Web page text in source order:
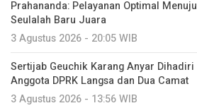
Prahananda: Pelayanan Optimal Menuju
Seulalah Baru Juara
3 Agustus 2026 - 20:05 WIB
Sertijab Geuchik Karang Anyar Dihadiri
Anggota DPRK Langsa dan Dua Camat
3 Agustus 2026 - 13:56 WIB